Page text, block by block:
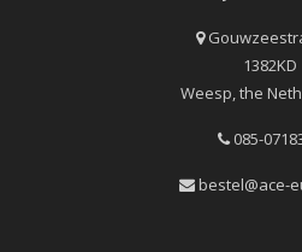
1382KD
Weesp, the
085-
bestel@ace-